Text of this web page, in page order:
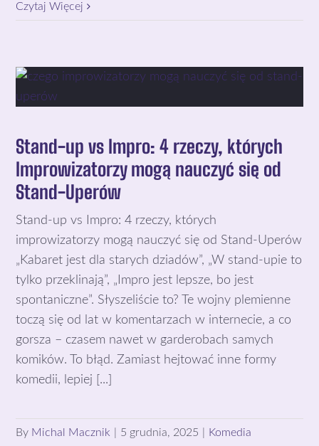
Czytaj Więcej
Stand-up vs Impro: 4 rzeczy, których
Improwizatorzy mogą nauczyć się od
Stand-Uperów
Stand-up vs Impro: 4 rzeczy, których
improwizatorzy mogą nauczyć się od Stand-Uperów
„Kabaret jest dla starych dziadów”, „W stand-upie to
tylko przeklinają”, „Impro jest lepsze, bo jest
spontaniczne”. Słyszeliście to? Te wojny plemienne
toczą się od lat w komentarzach w internecie, a co
gorsza – czasem nawet w garderobach samych
komików. To błąd. Zamiast hejtować inne formy
komedii, lepiej [...]
By Michal Macznik 5 grudnia, 2025
Komedia